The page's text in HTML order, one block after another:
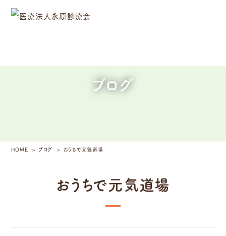
ブログ
HOME ブログ おうちで元気道場
おうちで元気道場